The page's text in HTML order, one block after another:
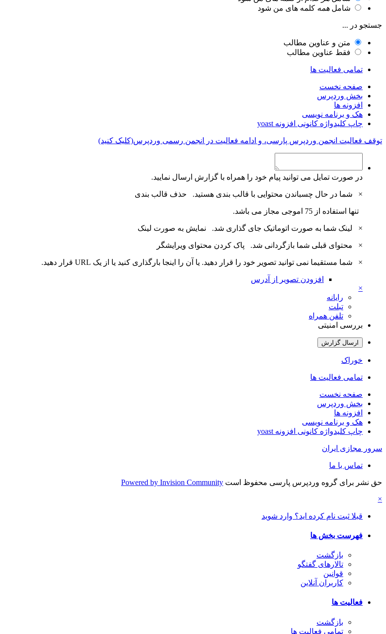
شامل همه کلمه های من شود
جستجو در ...
متن و عناوین مطالب
فقط عناوین مطالب
تمامی فعالیت ها
صفحه نخست
بخش وردپرس
افزونه ها
هک و برنامه نویسی
چاپ کلیدواژه کانونی افزونه yoast
توقف فعالیت انجمن وردپرس پارسی، و ادامه فعالیت در انجمن رسمی وردپرس(کلیک کنید)
در صورت تمایل می توانید پیام خود را همراه با گزارش ارسال نمایید.
× شما در حال چسباندن محتوایی با قالب بندی هستید. حذف قالب بندی
تنها استفاده از 75 اموجی مجاز می باشد.
× لینک شما به صورت اتوماتیک جای گذاری شد. نمایش به صورت لینک
× محتوای قبلی شما بازگردانی شد. پاک کردن محتوای ویرایشگر
× شما مستقیما نمی توانید تصویر خود را قرار دهید. یا آن را اینجا بارگذاری کنید یا از یک URL قرار دهید.
افزودن تصویر از آدرس
×
رایانه
تبلت
تلفن همراه
بررسی امنیتی
ارسال گزارش
خوراک
تمامی فعالیت ها
صفحه نخست
بخش وردپرس
افزونه ها
هک و برنامه نویسی
چاپ کلیدواژه کانونی افزونه yoast
سرور مجازی ایران
تماس با ما
حق نشر برای گروه وردپرس پارسی محفوظ است Powered by Invision Community
×
قبلا ثبت نام کرده اید؟ وارد شوید
فهرست بخش ها
بازگشت
تالارهای گفتگو
قوانین
کاربران آنلاین
فعالیت ها
بازگشت
تمامی فعالیت ها